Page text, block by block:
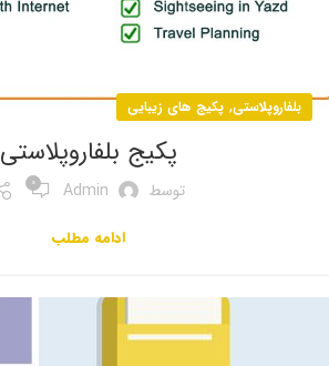
بلفاروپلاستی, پکیج های زیبایی
پکیج بلفاروپلاستی
توسط Admin
0
ادامه مطلب